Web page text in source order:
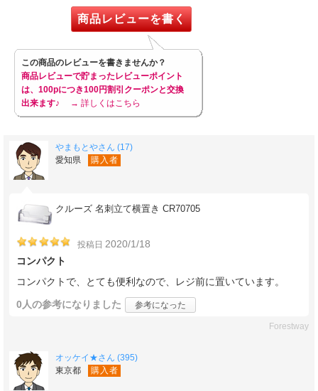
商品レビューを書く
この商品のレビューを書きませんか？
商品レビューで貯まったレビューポイント
は、100pにつき100円割引クーポンと交換
出来ます♪
→ 詳しくはこちら
やまもとやさん (17)
愛知県
購入者
クルーズ 名刺立て横置き CR70705
投稿日 2020/1/18
コンパクト
コンパクトで、とても便利なので、レジ前に置いています。
0人の参考になりました 参考になった
Forestway
オッケイ★さん (395)
東京都
購入者